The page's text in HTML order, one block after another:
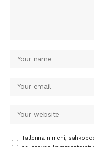
Tallenna nimeni,